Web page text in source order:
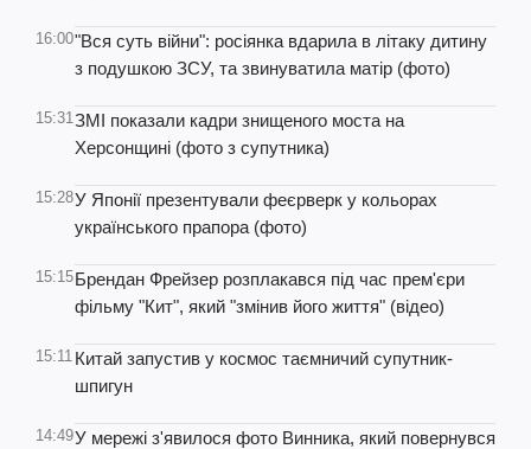
16:00"Вся суть війни": росіянка вдарила в літаку дитину
з подушкою ЗСУ, та звинуватила матір (фото)
15:31ЗМІ показали кадри знищеного моста на
Херсонщині (фото з супутника)
15:28У Японії презентували феєрверк у кольорах
українського прапора (фото)
15:15Брендан Фрейзер розплакався під час прем'єри
фільму "Кит", який "змінив його життя" (відео)
15:11 Китай запустив у космос таємничий супутник-
шпигун
14:49У мережі з'явилося фото Винника, який повернувся